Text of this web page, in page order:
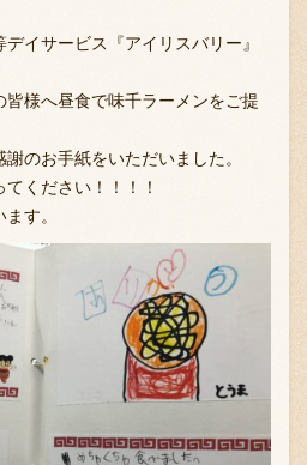
問い合わせ
FC加盟店募集
会社案内
イサービス『アイリスバリー』
様へ昼食で味千ラーメンをご提
のお手紙をいただいました。
ください！！！！
す。